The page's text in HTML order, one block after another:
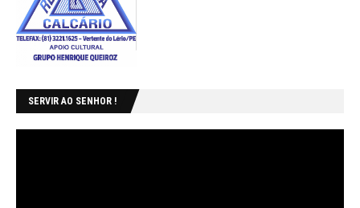
SERVIR AO SENHOR !